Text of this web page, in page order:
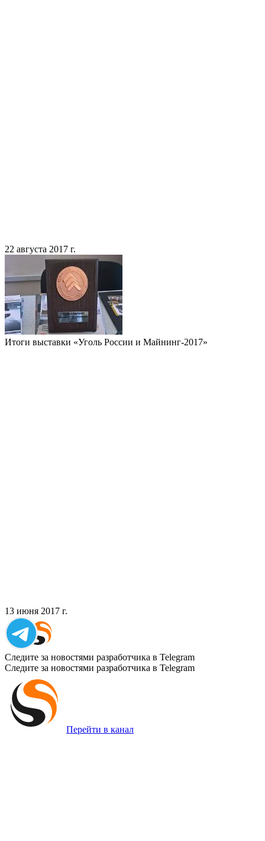
22 августа 2017 г.
Итоги выставки «Уголь России и Майнинг-2017»
13 июня 2017 г.
Следите за новостями разработчика в Telegram
Следите за новостями разработчика в Telegram
Перейти в канал